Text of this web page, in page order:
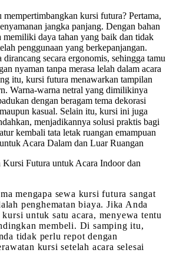
kursi futura? Pertama,
jangka panjang. Dengan bahan
memiliki daya tahan yang baik dan tidak
penggunaan yang berkepanjangan.
secara ergonomis, sehingga tamu
nyaman tanpa merasa lelah dalam acara
itu, kursi futura menawarkan tampilan
Warna-warna netral yang dimilikinya
dengan beragam tema dekorasi
kasual. Selain itu, kursi ini juga
menjadikannya solusi praktis bagi
kembali tata letak ruangan emampuan
Acara Dalam dan Luar Ruangan
Futura untuk Acara Indoor dan
mengapa sewa kursi futura sangat
penghematan biaya. Jika Anda
untuk satu acara, menyewa tentu
membeli. Di samping itu,
tidak perlu repot dengan
kursi setelah acara selesai